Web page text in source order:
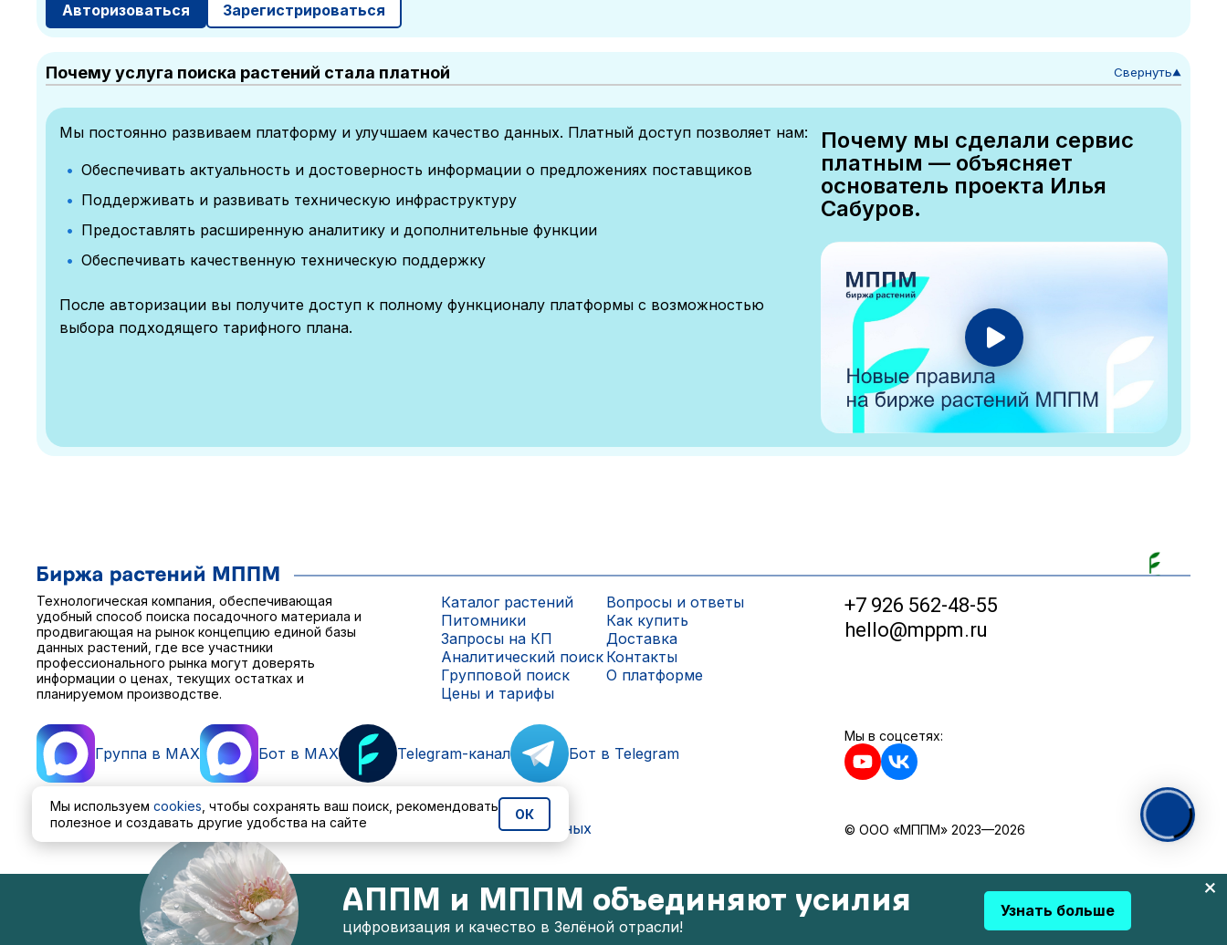
Авторизоваться Зарегистрироваться
Почему услуга поиска растений стала платной Свернуть▼
Мы постоянно развиваем платформу и улучшаем качество данных. Платный доступ позволяет нам:
Обеспечивать актуальность и достоверность информации о предложениях поставщиков
Поддерживать и развивать техническую инфраструктуру
Предоставлять расширенную аналитику и дополнительные функции
Обеспечивать качественную техническую поддержку
После авторизации вы получите доступ к полному функционалу платформы с возможностью
выбора подходящего тарифного плана.
Почему мы сделали сервис
платным — объясняет
основатель проекта Илья
Сабуров.
АППМ и МППМ объединяют усилия
цифровизация и качество в Зелёной отрасли!
Узнать больше
Технологическая компания, обеспечивающая
удобный способ поиска посадочного материала и
продвигающая на рынок концепцию единой базы
данных растений, где все участники
профессионального рынка могут доверять
информации о ценах, текущих остатках и
планируемом производстве.
Каталог растений
Питомники
Запросы на КП
Аналитический поиск
Групповой поиск
Цены и тарифы
Вопросы и ответы
Как купить
Доставка
Контакты
О платформе
+7 926 562-48-55
hello@mppm.ru
Группа в MAX Бот в MAX Telegram-канал Бот в Telegram
Мы в соцсетях:
Пользовательское соглашениеПолитика обработки персональных данных © ООО «МППМ» 2023—2026
Мы используем cookies , чтобы сохранять ваш поиск, рекомендовать
полезное и создавать другие удобства на сайте
ОК